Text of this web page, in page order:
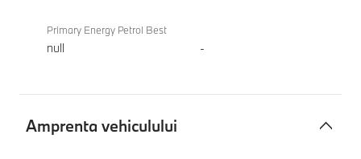
Primary Energy Petrol Best
null -
Amprenta vehiculului